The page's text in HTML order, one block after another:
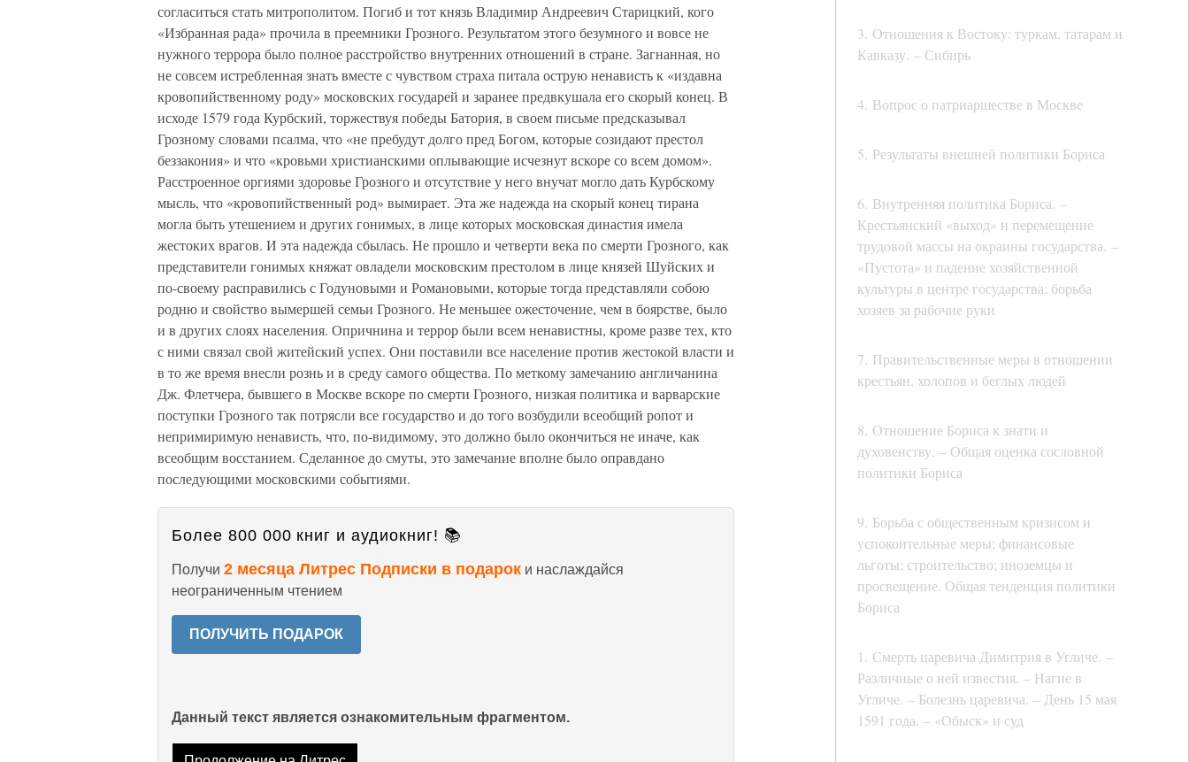
3. Отношения к Востоку: туркам, татарам и
Кавказу. – Сибирь
4. Вопрос о патриаршестве в Москве
5. Результаты внешней политики Бориса
6. Внутренняя политика Бориса. –
Крестьянский «выход» и перемещение
трудовой массы на окраины государства. –
«Пустота» и падение хозяйственной
культуры в центре государства; борьба
хозяев за рабочие руки
7. Правительственные меры в отношении
крестьян, холопов и беглых людей
8. Отношение Бориса к знати и
духовенству. – Общая оценка сословной
политики Бориса
9. Борьба с общественным кризисом и
успокоительные меры; финансовые
льготы; строительство; иноземцы и
просвещение. Общая тенденция политики
Бориса
1. Смерть царевича Димитрия в Угличе. –
Различные о ней известия. – Нагие в
Угличе. – Болезнь царевича. – День 15 мая
1591 года. – «Обыск» и суд
согласиться стать митрополитом. Погиб и тот князь Владимир Андреевич Старицкий, кого
«Избранная рада» прочила в преемники Грозного. Результатом этого безумного и вовсе не
нужного террора было полное расстройство внутренних отношений в стране. Загнанная, но
не совсем истребленная знать вместе с чувством страха питала острую ненависть к «издавна
кровопийственному роду» московских государей и заранее предвкушала его скорый конец. В
исходе 1579 года Курбский, торжествуя победы Батория, в своем письме предсказывал
Грозному словами псалма, что «не пребудут долго пред Богом, которые созидают престол
беззакония» и что «кровьми христианскими оплывающие исчезнут вскоре со всем домом».
Расстроенное оргиями здоровье Грозного и отсутствие у него внучат могло дать Курбскому
мысль, что «кровопийственный род» вымирает. Эта же надежда на скорый конец тирана
могла быть утешением и других гонимых, в лице которых московская династия имела
жестоких врагов. И эта надежда сбылась. Не прошло и четверти века по смерти Грозного, как
представители гонимых княжат овладели московским престолом в лице князей Шуйских и
по-своему расправились с Годуновыми и Романовыми, которые тогда представляли собою
родню и свойство вымершей семьи Грозного. Не меньшее ожесточение, чем в боярстве, было
и в других слоях населения. Опричнина и террор были всем ненавистны, кроме разве тех, кто
с ними связал свой житейский успех. Они поставили все население против жестокой власти и
в то же время внесли рознь и в среду самого общества. По меткому замечанию англичанина
Дж. Флетчера, бывшего в Москве вскоре по смерти Грозного, низкая политика и варварские
поступки Грозного так потрясли все государство и до того возбудили всеобщий ропот и
непримиримую ненависть, что, по-видимому, это должно было окончиться не иначе, как
всеобщим восстанием. Сделанное до смуты, это замечание вполне было оправдано
последующими московскими событиями.
Более 800 000 книг и аудиокниг! 📚
Получи 2 месяца Литрес Подписки в подарок и наслаждайся
неограниченным чтением
ПОЛУЧИТЬ ПОДАРОК
Данный текст является ознакомительным фрагментом.